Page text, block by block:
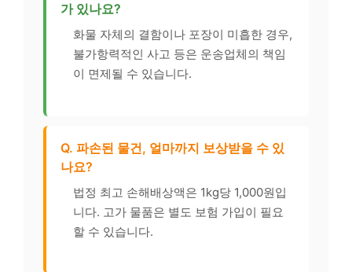
가 있나요?
화물 자체의 결함이나 포장이 미흡한 경우,
불가항력적인 사고 등은 운송업체의 책임
이 면제될 수 있습니다.
Q. 파손된 물건, 얼마까지 보상받을 수 있
나요?
법정 최고 손해배상액은 1kg당 1,000원입
니다. 고가 물품은 별도 보험 가입이 필요
할 수 있습니다.